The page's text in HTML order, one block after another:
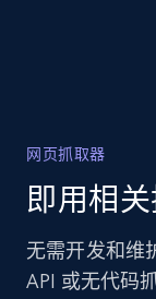
网页抓取器
即用相
无需开发和维
API 或无代码